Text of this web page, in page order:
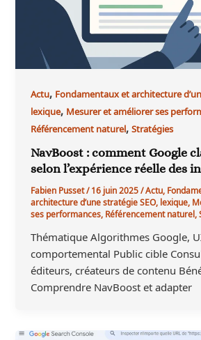
Actu, Fondamentaux et architecture
lexique, Mesurer et améliorer ses
Référencement naturel,Stratégies
NavBoost : comment Google
selon l’expérience réelle des
Fabien Pusset/16 juin 2025/Actu,
architecture d’une stratégie SEO,lexique,
ses performances,Référencement naturel,
Thématique Algorithmes Google,
comportemental Public cible
éditeurs, créateurs de contenu
Comprendre NavBoost et adapter